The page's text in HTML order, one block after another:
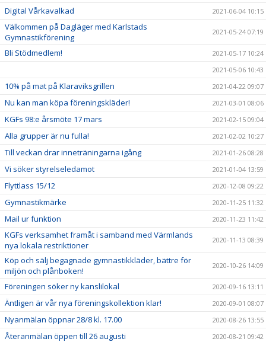
Digital Vårkavalkad 2021-06-04 10:15
Välkommen på Dagläger med Karlstads
Gymnastikförening
2021-05-24 07:19
Bli Stödmedlem!
2021-05-17 10:24
2021-05-06 10:43
10% på mat på Klaraviksgrillen 2021-04-22 09:07
Nu kan man köpa föreningskläder! 2021-03-01 08:06
KGFs 98:e årsmöte 17 mars 2021-02-15 09:04
Alla grupper är nu fulla! 2021-02-02 10:27
Till veckan drar inneträningarna igång 2021-01-26 08:28
Vi söker styrelseledamot 2021-01-04 13:59
Flyttlass 15/12 2020-12-08 09:22
Gymnastikmärke 2020-11-25 11:32
Mail ur funktion 2020-11-23 11:42
KGFs verksamhet framåt i samband med Värmlands
nya lokala restriktioner
2020-11-13 08:39
Köp och sälj begagnade gymnastikkläder, bättre för
miljön och plånboken!
2020-10-26 14:09
Föreningen söker ny kanslilokal 2020-09-16 13:11
Äntligen är vår nya föreningskollektion klar! 2020-09-01 08:07
Nyanmälan öppnar 28/8 kl. 17.00 2020-08-26 13:55
Återanmälan öppen till 26 augusti 2020-08-21 09:42